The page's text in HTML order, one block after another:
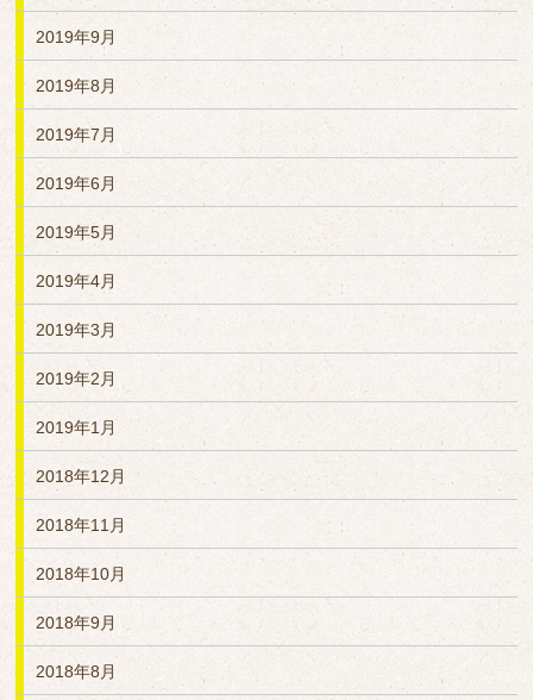
2019年9月
2019年8月
2019年7月
2019年6月
2019年5月
2019年4月
2019年3月
2019年2月
2019年1月
2018年12月
2018年11月
2018年10月
2018年9月
2018年8月